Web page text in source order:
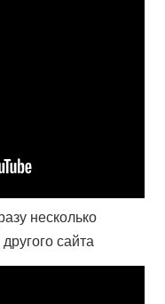
несколько
сайта